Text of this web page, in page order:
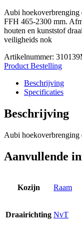
Aubi hoekoverbrenging
FFH 465-2300 mm.
houten en kunststof
veiligheids nok
Artikelnummer: 310139
Product Bestelling
Beschrijving
Specificaties
Beschrijving
Aubi
Aanvullende
Kozijn Raam
Draairichting NvT